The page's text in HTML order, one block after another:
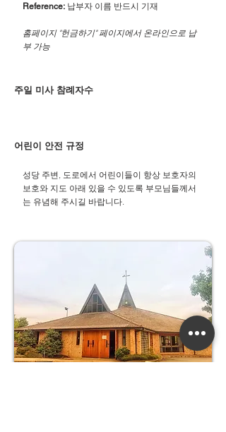
Reference: 납부자 이름 반드시 기재
​홈페이지 "헌금하기" 페이지에서 온라인으로 납
부 가능
주일 미사 참례자수
어린이 안전 규정
성당 주변, 도로에서 어린이들이 항상 보호자의
보호와 지도 아래 있을 수 있도록 부모님들께서
는 유념해 주시길 바랍니다.​